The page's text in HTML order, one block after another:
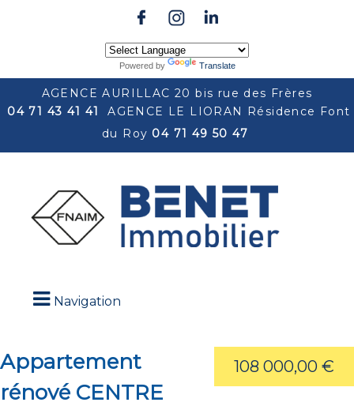
Powered by Translate
AGENCE AURILLAC 20 bis rue des Frères
04 71 43 41 41
AGENCE LE LIORAN Résidence Font
du Roy 04 71 49 50 47
Navigation
108 000,00 €
Appartement
rénové CENTRE